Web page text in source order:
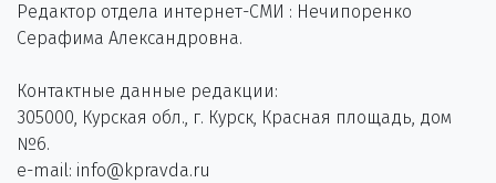
Редактор отдела интернет-СМИ : Нечипоренко
Серафима Александровна.
Контактные данные редакции:
305000, Курская обл., г. Курск, Красная площадь, дом
№6.
e-mail: info@kpravda.ru